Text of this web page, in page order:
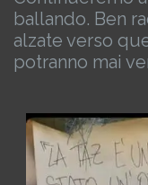
ballando. Ben
alzate verso
potranno mai